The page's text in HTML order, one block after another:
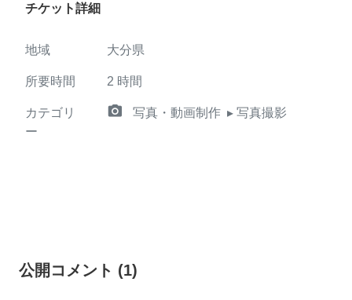
チケット詳細
地域 大分県
所要時間 2 時間
カテゴリ
ー
camera_alt 写真・動画制作 ▸ 写真撮影
公開コメント (1)